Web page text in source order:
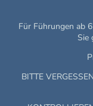
Für Führungen ab
Sie
BITTE